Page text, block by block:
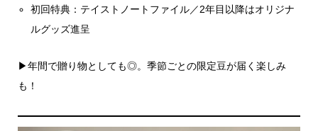
初回特典：テイストノートファイル／2年目以降はオリジナ
ルグッズ進呈
▶︎年間で贈り物としても◎。季節ごとの限定豆が届く楽しみ
も！